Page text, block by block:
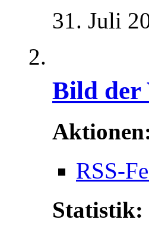
31. Juli
Bild der
RSS-
Statistik: